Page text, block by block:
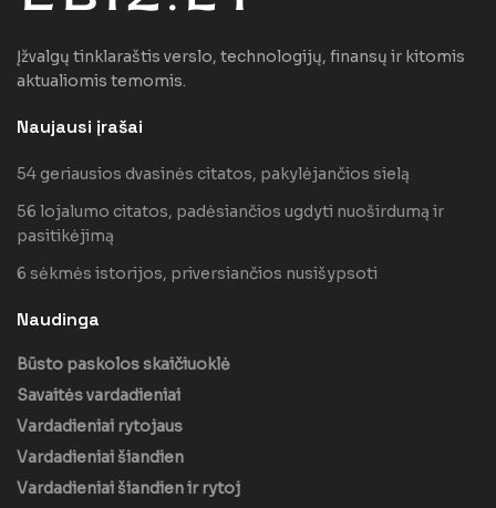
Įžvalgų tinklaraštis verslo, technologijų, finansų ir kitomis
aktualiomis temomis.
Naujausi įrašai
54 geriausios dvasinės citatos, pakylėjančios sielą
56 lojalumo citatos, padėsiančios ugdyti nuoširdumą ir
pasitikėjimą
6 sėkmės istorijos, priversiančios nusišypsoti
Naudinga
Būsto paskolos skaičiuoklė
Savaitės vardadieniai
Vardadieniai rytojaus
Vardadieniai šiandien
Vardadieniai šiandien ir rytoj